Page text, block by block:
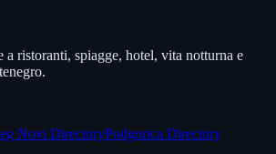
a ristoranti, spiagge, hotel, vita notturna e
Novi DirectoryPodgorica Directory